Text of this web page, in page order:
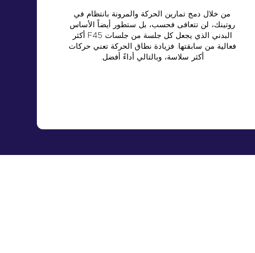
من خلال دمج تمارين الحركة والمرونة بانتظام في
روتينك، لن تتعافى فحسب، بل ستطور أيضاً الأساس
البدني الذي يجعل كل جلسة من جلسات F45 أكثر
فعالية من سابقتها. فزيادة نطاق الحركة تعني حركات
أكثر سلاسة، وبالتالي أداءً أفضل.